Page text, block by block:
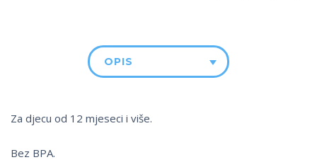
OPIS
Za djecu od 12 mjeseci i više.
Bez BPA.